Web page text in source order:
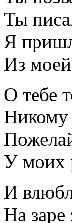
Ты
Я
Из
О тебе
Никому
У моих
И
На